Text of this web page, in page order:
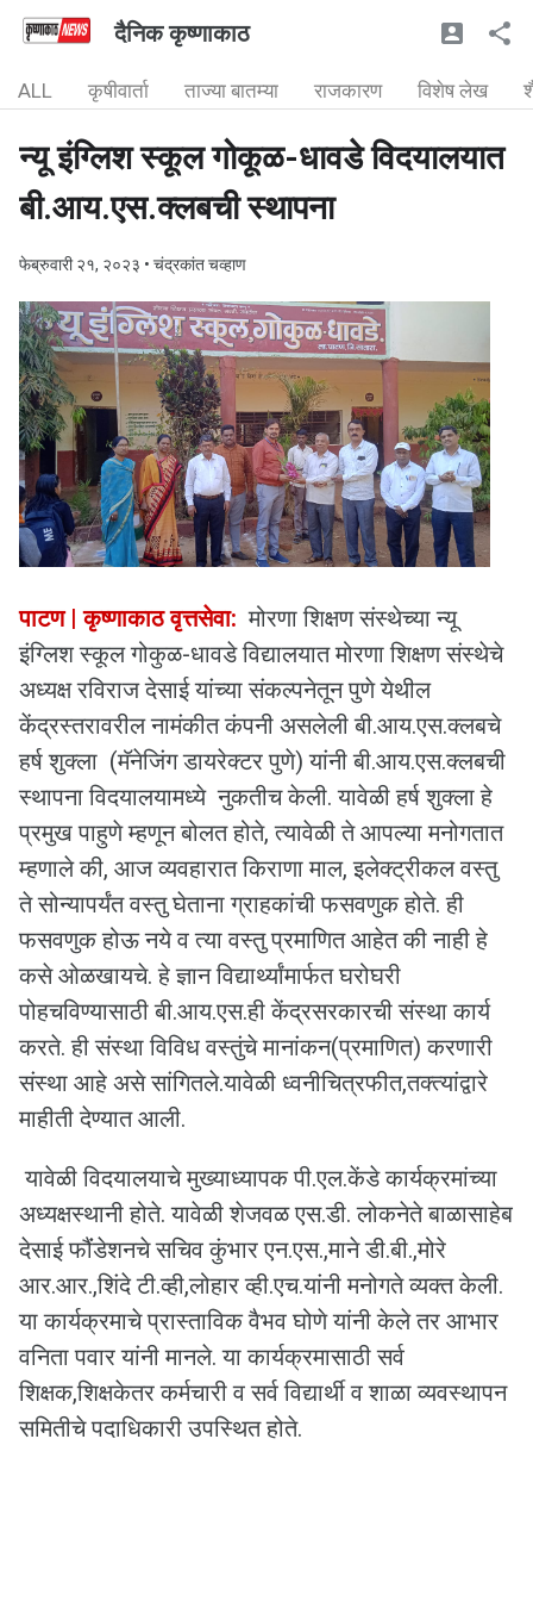
दैनिक कृष्णाकाठ
ALL कृषीवार्ता ताज्या बातम्या राजकारण विशेष लेख
न्यू इंग्लिश स्कूल गोकूळ-धावडे विदयालयात
बी.आय.एस.क्लबची स्थापना
फेब्रुवारी २१, २०२३ • चंद्रकांत चव्हाण
पाटण | कृष्णाकाठ वृत्तसेवा:मोरणा शिक्षण संस्थेच्या न्यू
इंग्लिश स्कूल गोकुळ-धावडे विद्यालयात मोरणा शिक्षण संस्थेचे
अध्यक्ष रविराज देसाई यांच्या संकल्पनेतून पुणे येथील
केंद्रस्तरावरील नामंकीत कंपनी असलेली बी.आय.एस.क्लबचे
हर्ष शुक्ला (मॅनेजिंग डायरेक्टर पुणे) यांनी बी.आय.एस.क्लबची
स्थापना विदयालयामध्ये नुकतीच केली. यावेळी हर्ष शुक्ला हे
प्रमुख पाहुणे म्हणून बोलत होते, त्यावेळी ते आपल्या मनोगतात
म्हणाले की, आज व्यवहारात किराणा माल, इलेक्ट्रीकल वस्तु
ते सोन्यापर्यंत वस्तु घेताना ग्राहकांची फसवणुक होते. ही
फसवणुक होऊ नये व त्या वस्तु प्रमाणित आहेत की नाही हे
कसे ओळखायचे. हे ज्ञान विद्यार्थ्यांमार्फत घरोघरी
पोहचविण्यासाठी बी.आय.एस.ही केंद्रसरकारची संस्था कार्य
करते. ही संस्था विविध वस्तुंचे मानांकन(प्रमाणित) करणारी
संस्था आहे असे सांगितले.यावेळी ध्वनीचित्रफीत,तक्त्यांद्वारे
माहीती देण्यात आली.
यावेळी विदयालयाचे मुख्याध्यापक पी.एल.केंडे कार्यक्रमांच्या
अध्यक्षस्थानी होते. यावेळी शेजवळ एस.डी. लोकनेते बाळासाहेब
देसाई फौंंडेशनचे सचिव कुंभार एन.एस.,माने डी.बी.,मोरे
आर.आर.,शिंदे टी.व्ही,लोहार व्ही.एच.यांनी मनोगते व्यक्त केली.
या कार्यक्रमाचे प्रास्ताविक वैभव घोणे यांनी केले तर आभार
वनिता पवार यांनी मानले. या कार्यक्रमासाठी सर्व
शिक्षक,शिक्षकेतर कर्मचारी व सर्व विद्यार्थी व शाळा व्यवस्थापन
समितीचे पदाधिकारी उपस्थित होते.